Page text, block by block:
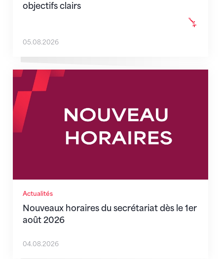
objectifs clairs
05.08.2026
Actualités
Nouveaux horaires du secrétariat dès le 1er
août 2026
Nouveaux horaires du secrétariat dès le 1er août
04.08.2026